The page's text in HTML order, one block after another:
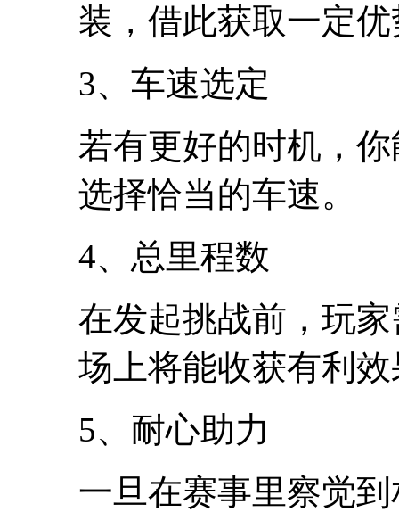
装，借此获取一定
3、车速选定
若有更好的时机，
选择恰当的车速。
4、总里程数
在发起挑战前，玩
场上将能收获有利
5、耐心助力
一旦在赛事里察觉